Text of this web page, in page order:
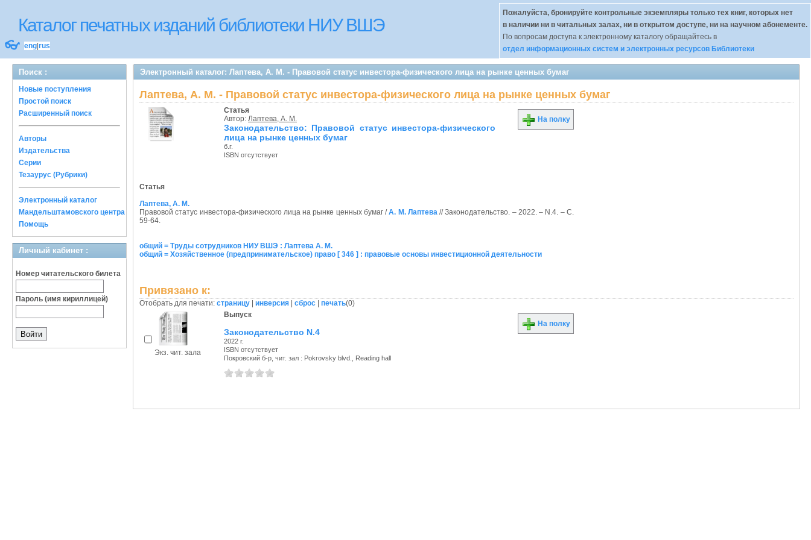
Каталог печатных изданий библиотеки НИУ ВШЭ
👓 eng rus
Пожалуйста, бронируйте контрольные экземпляры только тех книг, которых нет
в наличии ни в читальных залах, ни в открытом доступе, ни на научном абонементе.
По вопросам доступа к электронному каталогу обращайтесь в
отдел информационных систем и электронных ресурсов Библиотеки
Поиск :
Новые поступления
Простой поиск
Расширенный поиск
Авторы
Издательства
Серии
Тезаурус (Рубрики)
Электронный каталог
Мандельштамовского центра
Помощь
Личный кабинет :
Номер читательского билета
Пароль (имя кириллицей)
Электронный каталог: Лаптева, А. М. - Правовой статус инвестора-физического лица на рынке ценных бумаг
Лаптева, А. М. - Правовой статус инвестора-физического лица на рынке ценных бумаг
Статья
Автор: Лаптева, А. М.
Законодательство: Правовой статус инвестора-физического
лица на рынке ценных бумаг
б.г.
ISBN отсутствует
На полку
Статья
Лаптева, А. М.
Правовой статус инвестора-физического лица на рынке ценных бумаг /А. М. Лаптева// Законодательство. – 2022. – N.4. – С.
59-64.
общий = Труды сотрудников НИУ ВШЭ : Лаптева А. М.
общий = Хозяйственное (предпринимательское) право [ 346 ] : правовые основы инвестиционной деятельности
Привязано к:
Отобрать для печати: страницу инверсия сброс печать(0)
Экз. чит. зала
Выпуск
Законодательство N.4
2022 г.
ISBN отсутствует
Покровский б-р, чит. зал : Pokrovsky blvd., Reading hall
На полку